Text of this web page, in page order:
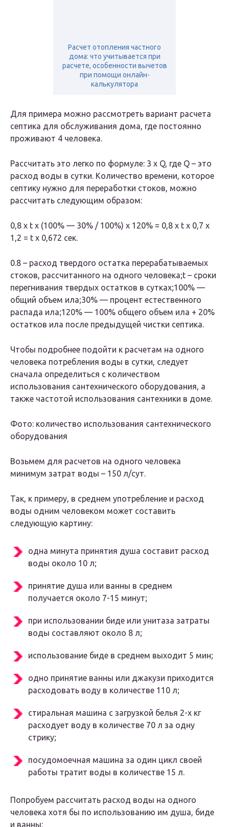
Расчет отопления частного
дома: что учитывается при
расчете, особенности вычетов
при помощи онлайн-
калькулятора
Для примера можно рассмотреть вариант расчета
септика для обслуживания дома, где постоянно
проживают 4 человека.
Рассчитать это легко по формуле: 3 х Q, где Q – это
расход воды в сутки. Количество времени, которое
септику нужно для переработки стоков, можно
рассчитать следующим образом:
0,8 х t x (100% — 30% / 100%) х 120% = 0,8 х t х 0,7 х
1,2 = t х 0,672 сек.
0.8 – расход твердого остатка перерабатываемых
стоков, рассчитанного на одного человека;t – сроки
перегнивания твердых остатков в сутках;100% —
общий объем ила;30% — процент естественного
распада ила;120% — 100% общего объем ила + 20%
остатков ила после предыдущей чистки септика.
Чтобы подробнее подойти к расчетам на одного
человека потребления воды в сутки, следует
сначала определиться с количеством
использования сантехнического оборудования, а
также частотой использования сантехники в доме.
Фото: количество использования сантехнического
оборудования
Возьмем для расчетов на одного человека
минимум затрат воды – 150 л/сут.
Так, к примеру, в среднем употребление и расход
воды одним человеком может составить
следующую картину:
одна минута принятия душа составит расход
воды около 10 л;
принятие душа или ванны в среднем
получается около 7-15 минут;
при использовании биде или унитаза затраты
воды составляют около 8 л;
использование биде в среднем выходит 5 мин;
одно принятие ванны или джакузи приходится
расходовать воду в количестве 110 л;
стиральная машина с загрузкой белья 2-х кг
расходует воду в количестве 70 л за одну
стрику;
посудомоечная машина за один цикл своей
работы тратит воды в количестве 15 л.
Попробуем рассчитать расход воды на одного
человека хотя бы по использованию им душа, биде
и ванны: